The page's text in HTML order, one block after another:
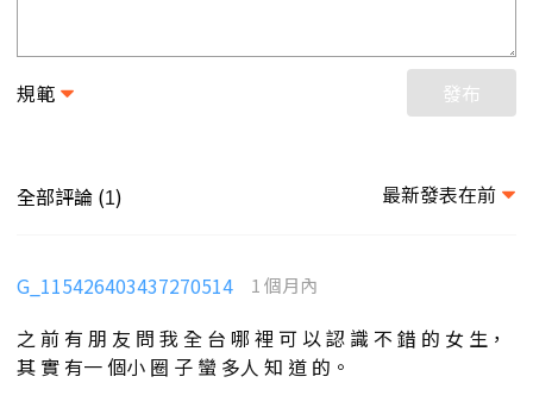
規範 發布
全部評論 (1) 最新發表在前
G_115426403437270514 1 個月內
之 前 有 朋 友 問 我 全 台 哪 裡 可 以 認 識 不 錯 的 女 生，
其 實 有一 個小 圈 子 蠻 多人 知 道 的。